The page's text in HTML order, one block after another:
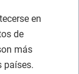
en
de
más
países.